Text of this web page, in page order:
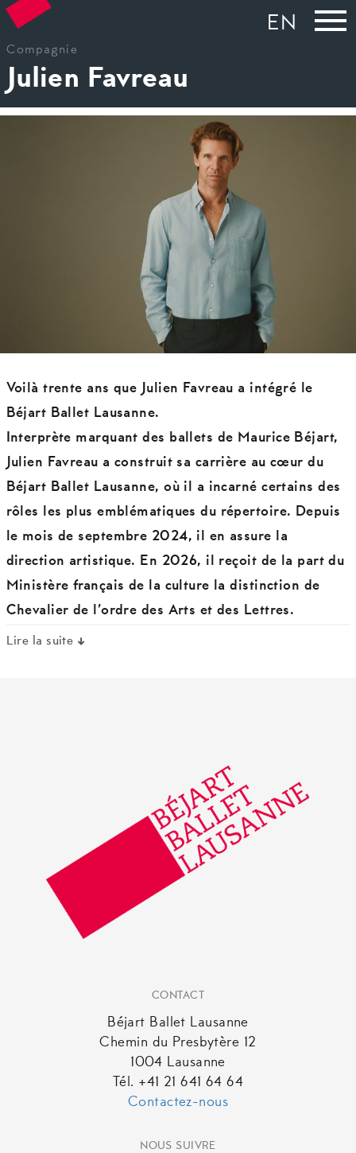
EN
Compagnie
Julien Favreau
Voilà trente ans que Julien Favreau a intégré le
Béjart Ballet Lausanne.
Interprète marquant des ballets de Maurice Béjart,
Julien Favreau a construit sa carrière au cœur du
Béjart Ballet Lausanne, où il a incarné certains des
rôles les plus emblématiques du répertoire. Depuis
le mois de septembre 2024, il en assure la
direction artistique. En 2026, il reçoit de la part du
Ministère français de la culture la distinction de
Chevalier de l’ordre des Arts et des Lettres.
Lire la suite
CONTACT
Béjart Ballet Lausanne
Chemin du Presbytère 12
1004 Lausanne
Tél. +41 21 641 64 64
Contactez-nous
NOUS SUIVRE